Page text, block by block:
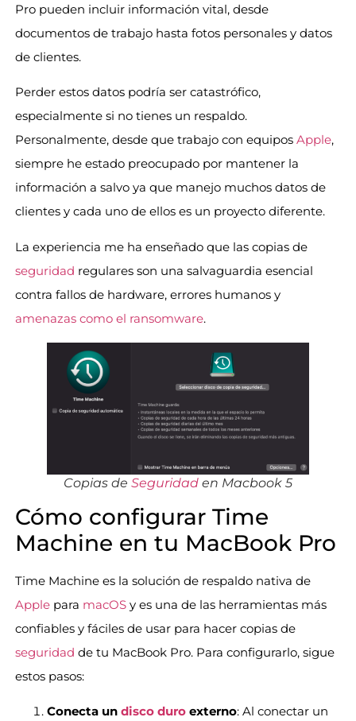
Pro pueden incluir información vital, desde
documentos de trabajo hasta fotos personales y datos
de clientes.
Perder estos datos podría ser catastrófico,
especialmente si no tienes un respaldo.
Personalmente, desde que trabajo con equipos Apple,
siempre he estado preocupado por mantener la
información a salvo ya que manejo muchos datos de
clientes y cada uno de ellos es un proyecto diferente.
La experiencia me ha enseñado que las copias de
seguridad regulares son una salvaguardia esencial
contra fallos de hardware, errores humanos y
amenazas como el ransomware.
Copias de Seguridaden Macbook 5
Cómo configurar Time
Machine en tu MacBook Pro
Time Machine es la solución de respaldo nativa de
Applepara macOSy es una de las herramientas más
confiables y fáciles de usar para hacer copias de
seguridad de tu MacBook Pro. Para configurarlo, sigue
estos pasos:
Conecta un disco duroexterno: Al conectar un